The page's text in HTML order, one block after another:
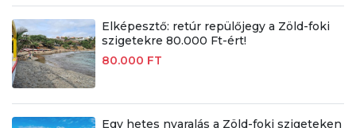
Elképesztő: retúr repülőjegy a Zöld-foki
szigetekre 80.000 Ft-ért!
80.000 FT
Egy hetes nyaralás a Zöld-foki szigeteken